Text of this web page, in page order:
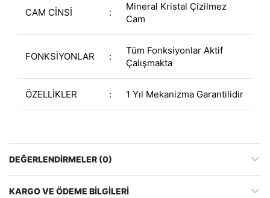
CAM CİNSİ :
Mineral Kristal Çizilmez
Cam
FONKSİYONLAR :
Tüm Fonksiyonlar Aktif
Çalışmakta
ÖZELLİKLER : 1 Yıl Mekanizma Garantilidir
DEĞERLENDIRMELER (0)
KARGO VE ÖDEME BILGILERI